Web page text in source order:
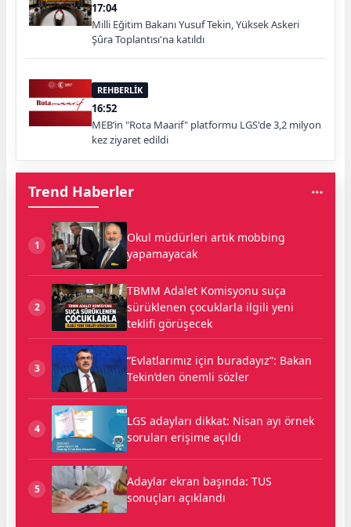
17:04
Milli Eğitim Bakanı Yusuf Tekin, Yüksek Askeri
Şûra Toplantısı'na katıldı
REHBERLİK
16:52
MEB’in "Rota Maarif" platformu LGS'de 3,2 milyon
kez ziyaret edildi
Trend Haberler
1
Okul müdürleri artık mobbing
yapamayacak
2
TBMM Adalet Komisyonu suça
sürüklenen çocuklarla ilgili yeni
teklifi görüşecek
3
“Evlatlarımız için buradayız”: Bakan
Tekin’den önemli sözler
4
LGS adayları dikkat: Nisan ayı örnek
soruları erişime açıldı
5
Adaylar ekran başında: TUS
sonuçları açıklandı